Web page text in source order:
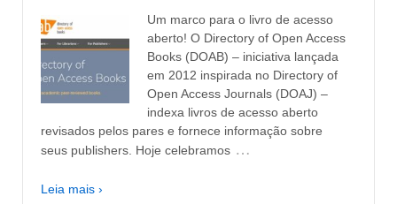
Um marco para o livro de acesso
aberto! O Directory of Open Access
Books (DOAB) – iniciativa lançada
em 2012 inspirada no Directory of
Open Access Journals (DOAJ) –
indexa livros de acesso aberto
revisados pelos pares e fornece informação sobre
seus publishers. Hoje celebramos …
Leia mais ›